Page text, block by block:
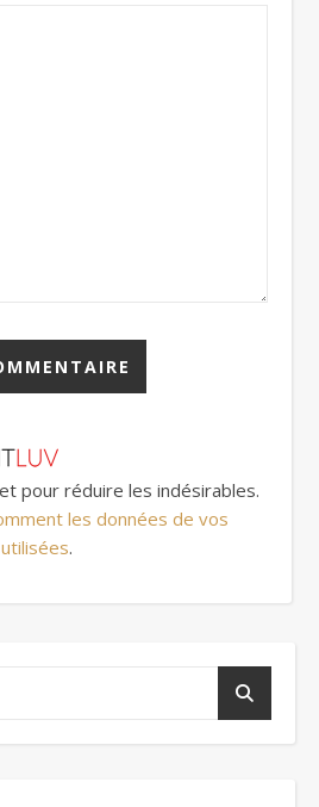
pour réduire les indésirables.
les données de vos
.